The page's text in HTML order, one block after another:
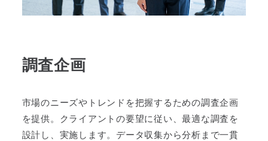
調査企画
市場のニーズやトレンドを把握するための調査企画
を提供。クライアントの要望に従い、最適な調査を
設計し、実施します。データ収集から分析まで一貫